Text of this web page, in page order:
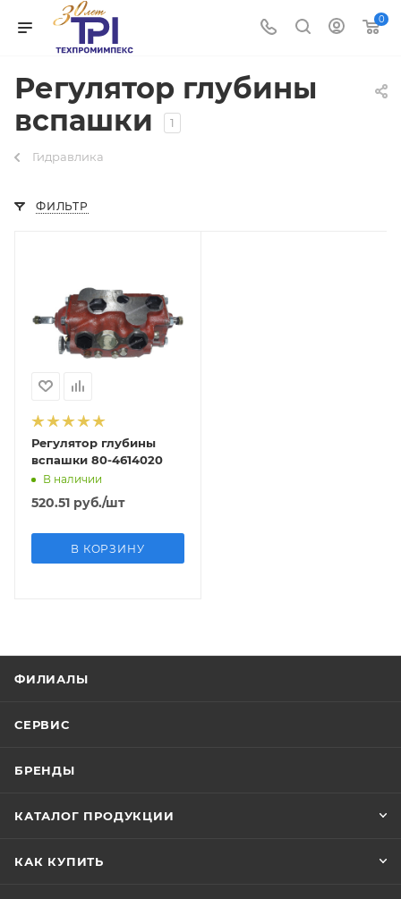
0
Регулятор глубины
вспашки
1
Гидравлика
ФИЛЬТР
Регулятор глубины
вспашки 80-4614020
В наличии
520.51 руб./шт
В КОРЗИНУ
ФИЛИАЛЫ
СЕРВИС
БРЕНДЫ
КАТАЛОГ ПРОДУКЦИИ
КАК КУПИТЬ